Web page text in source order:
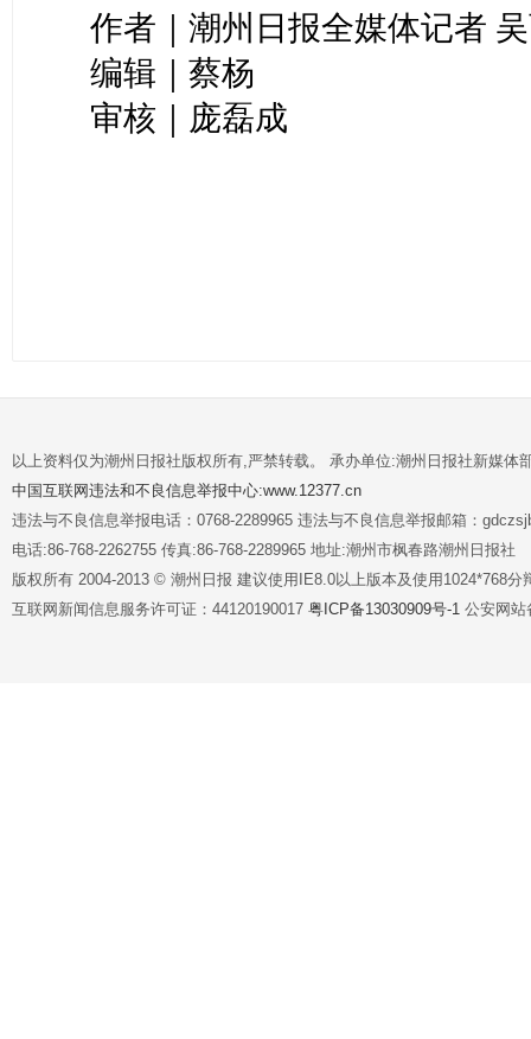
作者｜潮州日报全媒体记者
编辑｜蔡杨
审核｜庞磊成
以上资料仅为潮州日报社版权所有,严禁转载。 承办单位:潮州日报社新媒体
中国互联网违法和不良信息举报中心:www.12377.cn
违法与不良信息举报电话：0768-2289965 违法与不良信息举报邮箱：
电话:86-768-2262755 传真:86-768-2289965 地址:潮州市枫春路潮州日报社
版权所有 2004-2013 © 潮州日报 建议使用IE8.0以上版本及使用1024*768分
互联网新闻信息服务许可证：44120190017 粤ICP备13030909号-1 公安网站